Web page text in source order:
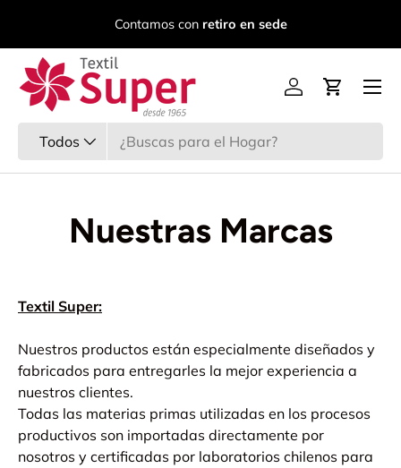
Ir al contenido
Contamos conretiro en sede
Todos
Iniciar sesión
Carrito
Menú
Nuestras Marcas
Textil Super:
Nuestros productos están especialmente diseñados y
fabricados para entregarles la mejor experiencia a
nuestros clientes.
Todas las materias primas utilizadas en los procesos
productivos son importadas directamente por
nosotros y certificadas por laboratorios chilenos para